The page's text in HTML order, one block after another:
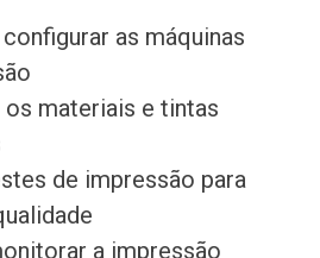
as máquinas
os materiais e tintas
de impressão para
a impressão